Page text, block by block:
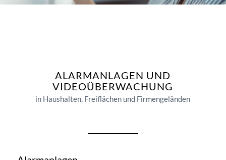
ALARMANLAGEN UND
VIDEOÜBERWACHUNG
in Haushalten, Freiflächen und Firmengeländen